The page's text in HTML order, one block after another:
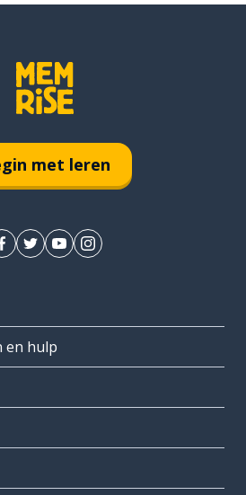
met leren
en hulp